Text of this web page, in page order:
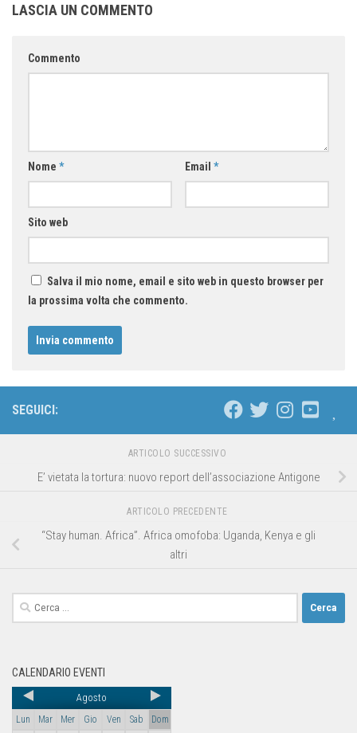
LASCIA UN COMMENTO
Commento
Nome * Email *
Sito web
Salva il mio nome, email e sito web in questo browser per
la prossima volta che commento.
SEGUICI:
ARTICOLO SUCCESSIVO
E’ vietata la tortura: nuovo report dell’associazione Antigone
ARTICOLO PRECEDENTE
“Stay human. Africa”. Africa omofoba: Uganda, Kenya e gli
altri
CALENDARIO EVENTI
Agosto
Lun Mar Mer Gio Ven Sab
Dom